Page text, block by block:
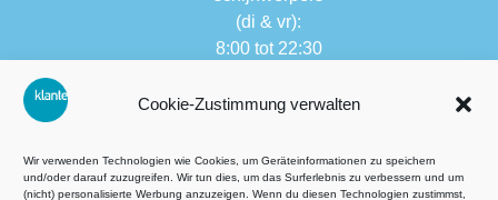
Cookie-Zustimmung verwalten
Wir verwenden Technologien wie Cookies, um Geräteinformationen zu speichern
und/oder darauf zuzugreifen. Wir tun dies, um das Surferlebnis zu verbessern und um
(nicht) personalisierte Werbung anzuzeigen. Wenn du diesen Technologien zustimmst,
(di & vr):
8:00 tot 22:30
van andere
8:00 tot 17:30